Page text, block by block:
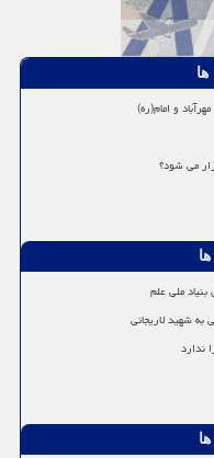
ها
و امام(ره)
می شود؟
ملی علم
شهید لاریجانی